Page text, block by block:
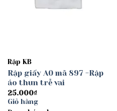
Rập KB
Rập giấy A0 mã 897 -Rập
áo thun trễ vai
25.000₫
Giỏ hàng